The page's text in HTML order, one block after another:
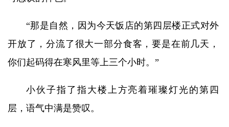
“那是自然，因为今天饭店的第四层楼正式对外
开放了，分流了很大一部分食客，要是在前几天，
你们起码得在寒风里等上三个小时。”
小伙子指了指大楼上方亮着璀璨灯光的第四
层，语气中满是赞叹。